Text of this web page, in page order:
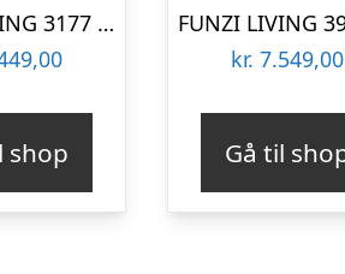
FUNZI LIVING 3177 garderobeskab, 2 skydelåger, 2 bøjlestænger, 2 skuffer – natur/sort melamin
shop
kr. 7.549,00
Gå til